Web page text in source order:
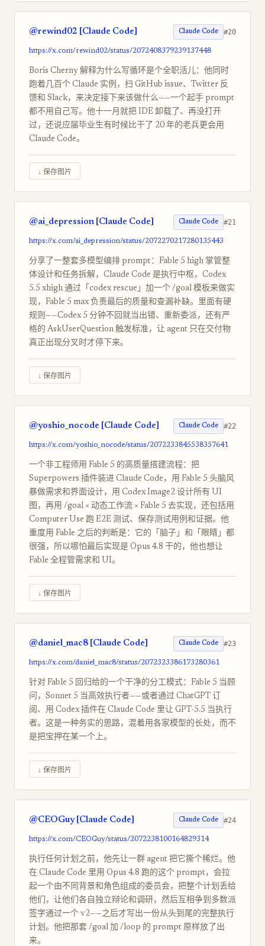
@rewind02 [Claude Code] Claude Code #20
https://x.com/rewind02/status/2072408379239137448
Boris Cherny 解释为什么写循环是个全职活儿：他同时
跑着几百个 Claude 实例，扫 GitHub issue、Twitter 反
馈和 Slack，来决定接下来该做什么——一个起手 prompt
都不用自己写。他十一月就把 IDE 卸载了、再没打开
过，还说应届毕业生有时候比干了 20 年的老兵更会用
Claude Code。
↓ 保存图片
@ai_depression [Claude Code] Claude Code #21
https://x.com/ai_depression/status/2072270217280135443
分享了一整套多模型编排 prompt：Fable 5 high 掌管整
体设计和任务拆解，Claude Code 是执行中枢，Codex
5.5 xhigh 通过「codex rescue」加一个 /goal 模板来做实
现，Fable 5 max 负责最后的质量和查漏补缺。里面有硬
规则——Codex 5 分钟不回就当出错、重新委派，还有严
格的 AskUserQuestion 触发标准，让 agent 只在交付物
真正出现分叉时才停下来。
↓ 保存图片
@yoshio_nocode [Claude Code] Claude Code #22
https://x.com/yoshio_nocode/status/2072233845538357641
一个非工程师用 Fable 5 的高质量搭建流程：把
Superpowers 插件装进 Claude Code，用 Fable 5 头脑风
暴做需求和界面设计，用 Codex Image2 设计所有 UI
图，再用 /goal × 动态工作流 × Fable 5 去实现，还包括用
Computer Use 跑 E2E 测试、保存测试用例和证据。他
重度用 Fable 之后的判断是：它的「脑子」和「眼睛」都
很强，所以哪怕最后实现是 Opus 4.8 干的，他也想让
Fable 全程管需求和 UI。
↓ 保存图片
@daniel_mac8 [Claude Code] Claude Code #23
https://x.com/daniel_mac8/status/2072323386173280361
针对 Fable 5 回归给的一个干净的分工模式：Fable 5 当顾
问，Sonnet 5 当高效执行者——或者通过 ChatGPT 订
阅、用 Codex 插件在 Claude Code 里让 GPT-5.5 当执行
者。这是一种务实的思路，混着用各家模型的长处，而不
是把宝押在某一个上。
↓ 保存图片
@CEOGuy [Claude Code] Claude Code #24
https://x.com/CEOGuy/status/2072238100164829314
执行任何计划之前，他先让一群 agent 把它撕个稀烂。他
在 Claude Code 里用 Opus 4.8 跑的这个 prompt，会拉
起一个由不同背景和角色组成的委员会，把整个计划丢给
他们，让他们各自独立辩论和调研，然后互相争到多数派
签字通过一个 v2——之后才写出一份从头到尾的完整执行
计划。他把那套 /goal 加 /loop 的 prompt 原样放了出
来。